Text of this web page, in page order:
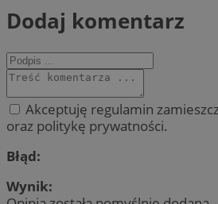
Dodaj komentarz
Akceptuję regulamin
oraz politykę prywatności.
Błąd:
Wynik: